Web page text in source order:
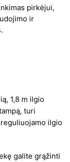
pirkėjui,
ir
1,8 m ilgio
turi
ilgio
galite grąžinti